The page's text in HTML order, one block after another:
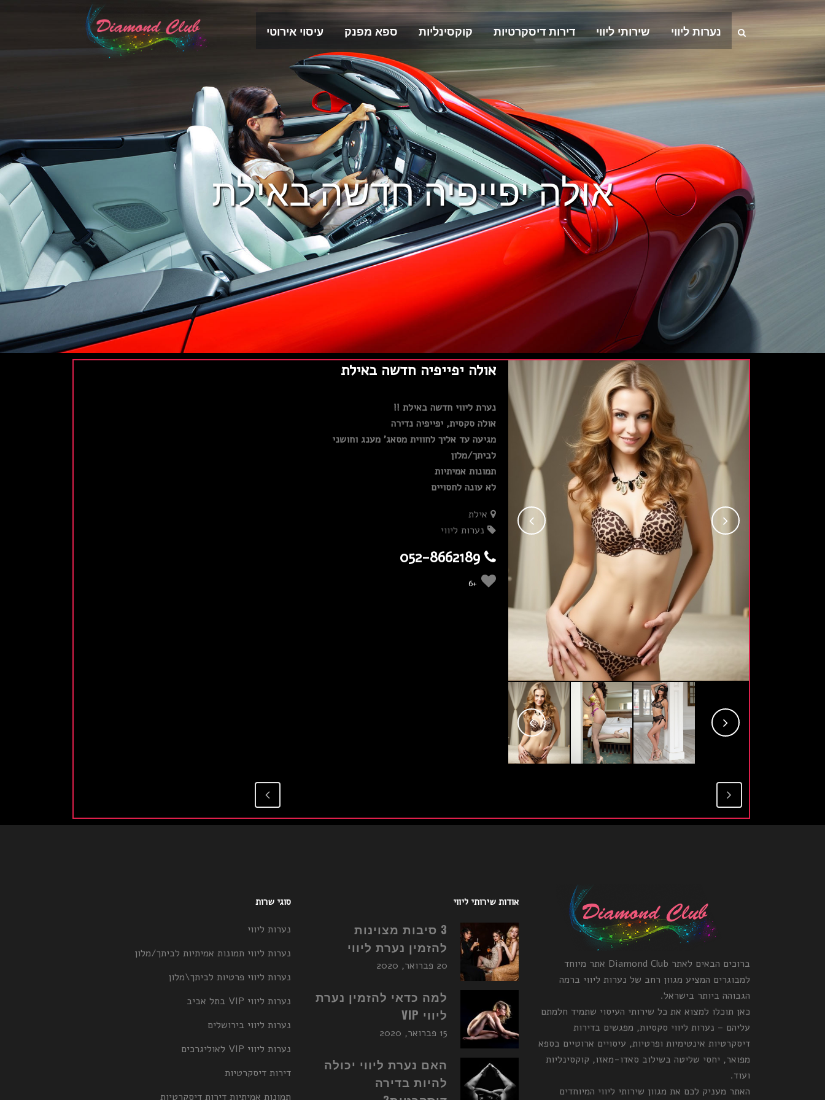
נערות ליווי שירותי ליווי דירות דיסקרטיות קוקסינליות ספא מפנק עיסוי אירוטי
אולה יפייפיה חדשה באילת
אולה יפייפיה חדשה באילת
נערת ליווי חדשה באילת !!
אולה סקסית, יפייפיה נדירה
מגיעה עד אליך לחווית מסאג' מענג וחושני
לביתך/מלון
תמונות אמיתיות
לא עונה לחסויים
אילת
נערות ליווי
052-8662189
+6
ברוכים הבאים לאתר Diamond Club אתר מיוחד
למבוגרים המציע מגוון רחב של נערות ליווי ברמה
הגבוהה ביותר בישראל.
כאן תוכלו למצוא את כל שירותי העיסוי שתמיד חלמתם
עליהם – נערות ליווי סקסיות, מפגשים בדירות
דיסקרטיות אינטימיות ופרטיות, עיסויים ארוטיים בספא
מפואר, יחסי שליטה בשילוב סאדו-מאזו, קוקסינליות
ועוד.
האתר מעניק לכם את מגוון שירותי ליווי המיוחדים
אודות שירותי ליווי
3 סיבות מצוינות
להזמין נערת ליווי
20 פברואר, 2020
למה כדאי להזמין נערת
ליווי VIP
15 פברואר, 2020
האם נערת ליווי יכולה
להיות בדירה
סוגי שרות
נערות ליווי
נערות ליווי תמונות אמיתיות לביתך/מלון
נערות ליווי פרטיות לביתך\מלון
נערות ליווי VIP בתל אביב
נערות ליווי בירושלים
נערות ליווי VIP לאוליגרכים
דירות דיסקרטיות
תמונות אמיתיות דירות דיסקרטיות